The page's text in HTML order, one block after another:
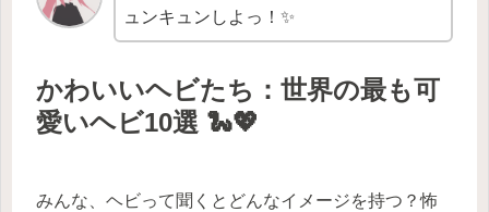
ュンキュンしよっ！✨
かわいいヘビたち：世界の最も可
愛いヘビ10選 🐍💖
みんな、ヘビって聞くとどんなイメージを持つ？怖